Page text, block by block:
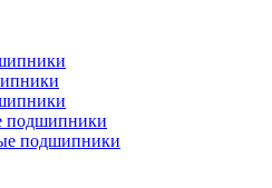
подшипники
подшипники